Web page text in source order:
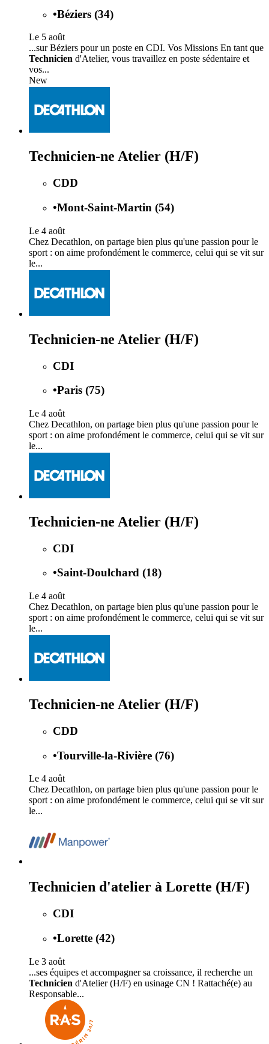
•Béziers (34)
Le 5 août
...sur Béziers pour un poste en CDI. Vos Missions En tant que
Technicien d'Atelier, vous travaillez en poste sédentaire et
vos...
New
Technicien-ne Atelier (H/F)
CDD
•Mont-Saint-Martin (54)
Le 4 août
Chez Decathlon, on partage bien plus qu'une passion pour le
sport : on aime profondément le commerce, celui qui se vit sur
le...
Technicien-ne Atelier (H/F)
CDI
•Paris (75)
Le 4 août
Chez Decathlon, on partage bien plus qu'une passion pour le
sport : on aime profondément le commerce, celui qui se vit sur
le...
Technicien-ne Atelier (H/F)
CDI
•Saint-Doulchard (18)
Le 4 août
Chez Decathlon, on partage bien plus qu'une passion pour le
sport : on aime profondément le commerce, celui qui se vit sur
le...
Technicien-ne Atelier (H/F)
CDD
•Tourville-la-Rivière (76)
Le 4 août
Chez Decathlon, on partage bien plus qu'une passion pour le
sport : on aime profondément le commerce, celui qui se vit sur
le...
Technicien d'atelier à Lorette (H/F)
CDI
•Lorette (42)
Le 3 août
...ses équipes et accompagner sa croissance, il recherche un
Technicien d'Atelier (H/F) en usinage CN ! Rattaché(e) au
Responsable...